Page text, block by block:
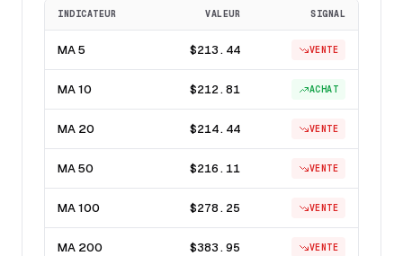
INDICATEUR VALEUR SIGNAL
MA 5 $213.44 VENTE
MA 10 $212.81 ACHAT
MA 20 $214.44 VENTE
MA 50 $216.11 VENTE
MA 100 $278.25 VENTE
MA 200 $383.95 VENTE